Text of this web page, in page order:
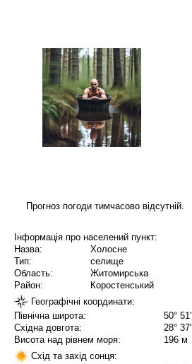
Прогноз погоди тимчасово відсутній.
Інформація про населений пункт:
Назва:
Холосне
Тип:
селище
Область:
Житомирська
Район:
Коростенський
Географічні координати:
Північна широта:
50° 51'
Східна довгота:
28° 37'
Висота над рівнем моря:
196 м
Схід та захід сонця: